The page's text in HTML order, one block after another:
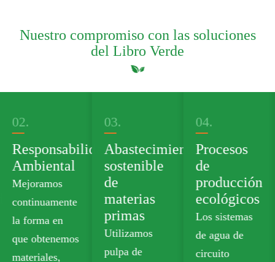
Nuestro compromiso con las soluciones
del Libro Verde
03.
Abastecimiento
sostenible
de
materias
primas
Utilizamos
pulpa de
04.
Procesos
de
producción
ecológicos
Los sistemas
de agua de
circuito
05.
Cartera de
productos
verdes
Ofrecemos
cartón de
calidad
alimentaria sin